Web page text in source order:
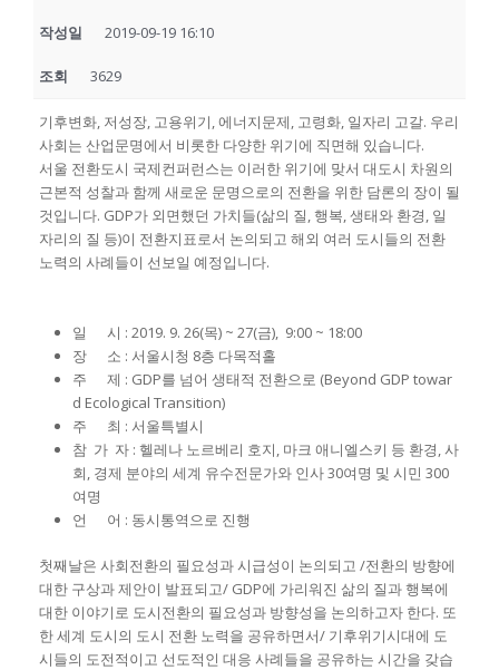
작성일 2019-09-19 16:10
조회 3629
기후변화, 저성장, 고용위기, 에너지문제, 고령화, 일자리 고갈. 우리
사회는 산업문명에서 비롯한 다양한 위기에 직면해 있습니다.
서울 전환도시 국제컨퍼런스는 이러한 위기에 맞서 대도시 차원의
근본적 성찰과 함께 새로운 문명으로의 전환을 위한 담론의 장이 될
것입니다. GDP가 외면했던 가치들(삶의 질, 행복, 생태와 환경, 일
자리의 질 등)이 전환지표로서 논의되고 해외 여러 도시들의 전환
노력의 사례들이 선보일 예정입니다.
일 시 : 2019. 9. 26(목) ~ 27(금), 9:00 ~ 18:00
장 소 : 서울시청 8층 다목적홀
주 제 : GDP를 넘어 생태적 전환으로 (Beyond GDP towar
d Ecological Transition)
주 최 : 서울특별시
참 가 자 : 헬레나 노르베리 호지, 마크 애니엘스키 등 환경, 사
회, 경제 분야의 세계 유수전문가와 인사 30여명 및 시민 300
여명
언 어 : 동시통역으로 진행
첫째날은 사회전환의 필요성과 시급성이 논의되고 /전환의 방향에
대한 구상과 제안이 발표되고/ GDP에 가리워진 삶의 질과 행복에
대한 이야기로 도시전환의 필요성과 방향성을 논의하고자 한다. 또
한 세계 도시의 도시 전환 노력을 공유하면서/ 기후위기시대에 도
시들의 도전적이고 선도적인 대응 사례들을 공유하는 시간을 갖습